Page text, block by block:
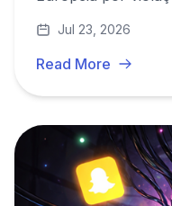
criadores e as suas
Jul 23, 2026
Read More